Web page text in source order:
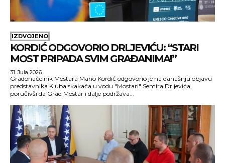
IZDVOJENO
KORDIĆ ODGOVORIO DRLJEVIĆU: “STARI
MOST PRIPADA SVIM GRAĐANIMA!”
31. Jula 2026.
Gradonačelnik Mostara Mario Kordić odgovorio je na današnju objavu
predstavnika Kluba skakača u vodu "Mostari" Semira Drljevića,
poručivši da Grad Mostar i dalje podržava...